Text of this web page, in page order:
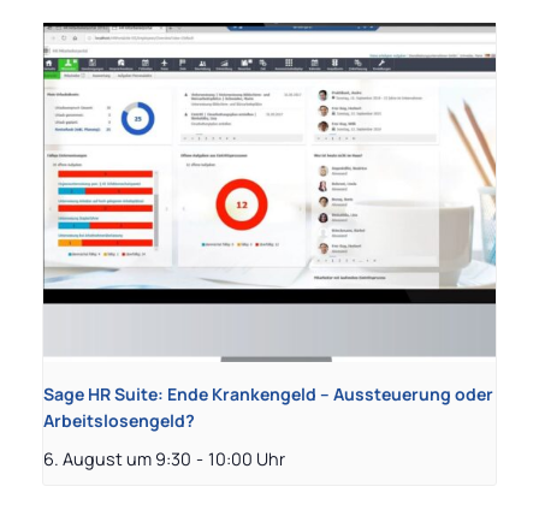
Sage HR Suite: Ende Krankengeld – Aussteuerung oder
Arbeitslosengeld?
6. August um 9:30 - 10:00